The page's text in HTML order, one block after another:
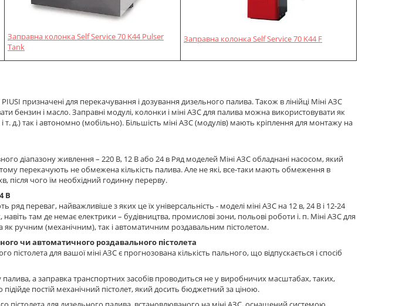
Заправна колонка Self Service 70 K44 Pulser
Tank
Заправна колонка Self Service 70 K44 F
призначені для перекачування і дозування дизельного палива. Також в лінійці Міні АЗС
бензин і масло. Заправні модулі, колонки і міні АЗС для палива можна використовувати як
д.) так і автономно (мобільно). Більшість міні АЗС (модулів) мають кріплення для монтажу на
діапазону живлення – 220 В, 12 В або 24 в Ряд моделей Міні АЗС обладнані насосом, який
перекачують не обмежена кількість палива. Але не які, все-таки мають обмеження в
після чого їм необхідний годинну перерву.
В
переваг, найважливіше з яких це їх універсальність - моделі міні АЗС на 12 в, 24 В і 12-24
там де немає електрики – будівництва, промислові зони, польові роботи і. п. Міні АЗС для
ручним (механічним), так і автоматичним роздавальним пістолетом.
чи автоматичного роздавального пістолета
для вашої міні АЗС є прогнозована кількість пального, що відпускається і спосіб
а заправка транспортних засобів проводиться не у виробничих масштабах, таких,
постій механічний пістолет, який досить бюджетний за ціною.